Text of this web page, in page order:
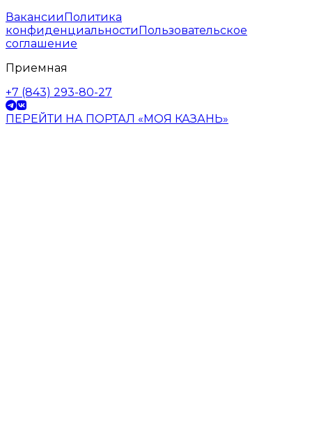
ВакансииПолитика
конфиденциальностиПользовательское
соглашение
Приемная
+7 (843) 293-80-27
ПЕРЕЙТИ НА ПОРТАЛ «МОЯ КАЗАНЬ»